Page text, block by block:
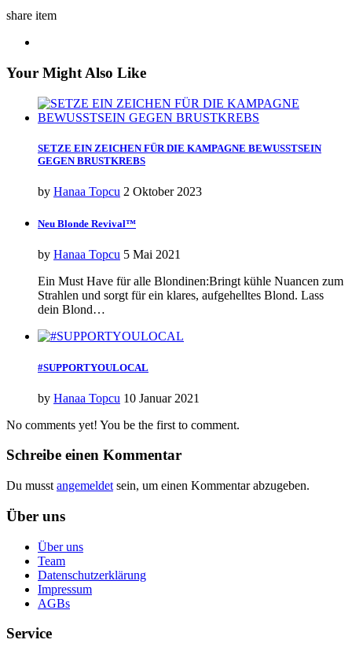
share item
Your Might Also Like
SETZE EIN ZEICHEN FÜR DIE KAMPAGNE BEWUSSTSEIN
GEGEN BRUSTKREBS
by Hanaa Topcu 2 Oktober 2023
Neu Blonde Revival™
by Hanaa Topcu 5 Mai 2021
Ein Must Have für alle Blondinen:Bringt kühle Nuancen zum
Strahlen und sorgt für ein klares, aufgehelltes Blond. Lass
dein Blond…
#SUPPORTYOULOCAL
by Hanaa Topcu 10 Januar 2021
No comments yet! You be the first to comment.
Schreibe einen Kommentar
Du musst angemeldet sein, um einen Kommentar abzugeben.
Über uns
Über uns
Team
Datenschutzerklärung
Impressum
AGBs
Service